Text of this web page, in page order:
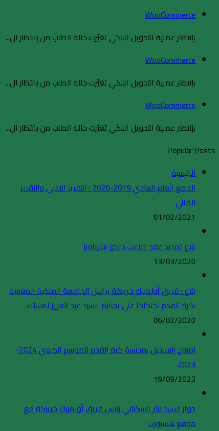
WooCommerce
بإنتظار عملية التحويل البنكي تغيّرت حالة الطلب من بانتظار ال...
WooCommerce
بإنتظار عملية التحويل البنكي تغيّرت حالة الطلب من بانتظار ال...
WooCommerce
بإنتظار عملية التحويل البنكي تغيّرت حالة الطلب من بانتظار ال...
Popular Posts
الرئيسية
الجمع العام العادي 2019-2020 : التقرير الادبي والتقرير
المالي
01/02/2021
بلاغ تمديد عقد اللاعب داكو تشيبامبا
13/03/2020
بلاغ : فريق أولمبيك خريبكة يراسل الجامعة الملكية المغربية
لكرة القدم احتجاجا على تحكيم السيد عبد العزيز لمسلك .
06/02/2020
افتتاح التسجيل بمدرسة كرة القدم للموسم الكروي 2024-
2023
19/09/2023
حوار السيد نزار السكتاني رئيس فريق أولمبيك خريبكة مع
موقع هسبورت